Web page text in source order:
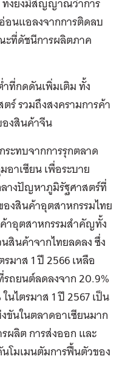
อนแอลงจากการติดลบ
ะที่ดัชนีการผลิตภาค
ที่กดดันเพิ่มเติม ทั้ง
รวมถึงสงครามการค้า
งสินค้าจีน
ระทบจากการรุกตลาด
าเซียน เพื่อระบาย
างปัญหาภูมิรัฐศาสตร์ที่
งสินค้าอุตสาหกรรมไทย
าอุตสาหกรรมสำคัญทั้ง
สินค้าจากไทยลดลง ซึ่ง
มาส 1 ปี 2566 เหลือ
รถยนต์ลดลงจาก 20.9%
นไตรมาส 1 ปี 2567 เป็น
นในตลาดอาเซียนมาก
ผลิต การส่งออก และ
โมเมนตัมการฟื้นตัวของ